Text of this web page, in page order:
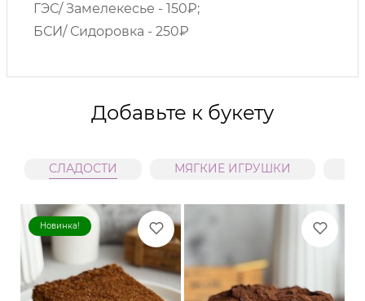
ГЭС/ Замелекесье - 150₽;
БСИ/ Сидоровка - 250₽
Добавьте к букету
СЛАДОСТИ МЯГКИЕ ИГРУШКИ
Новинка!